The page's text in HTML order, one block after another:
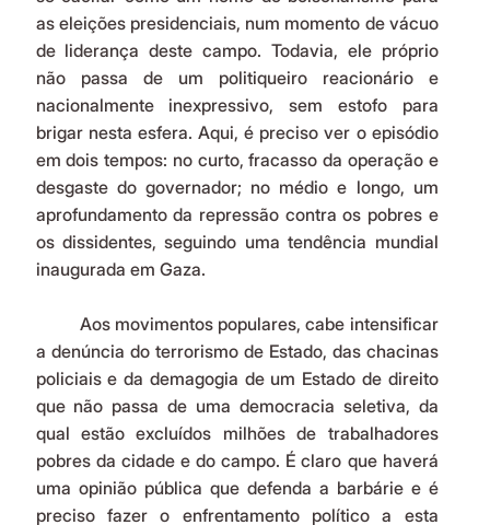
as eleições presidenciais, num momento de vácuo
de liderança deste campo. Todavia, ele próprio
não passa de um politiqueiro reacionário e
nacionalmente inexpressivo, sem estofo para
brigar nesta esfera. Aqui, é preciso ver o episódio
em dois tempos: no curto, fracasso da operação e
desgaste do governador; no médio e longo, um
aprofundamento da repressão contra os pobres e
os dissidentes, seguindo uma tendência mundial
inaugurada em Gaza.
a denúncia do terrorismo de Estado, das chacinas
policiais e da demagogia de um Estado de direito
que não passa de uma democracia seletiva, da
qual estão excluídos milhões de trabalhadores
pobres da cidade e do campo. É claro que haverá
uma opinião pública que defenda a barbárie e é
preciso fazer o enfrentamento político a esta